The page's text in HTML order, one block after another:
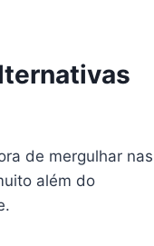
de mergulhar nas
além do